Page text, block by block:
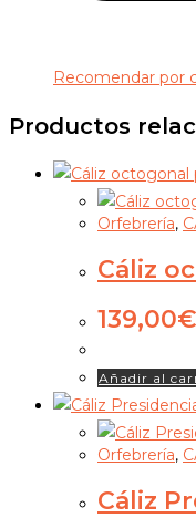
Recomendar por
Productos
Orfebrería,
Cáliz
139,00€
Añadir al
Orfebrería,
Cáliz